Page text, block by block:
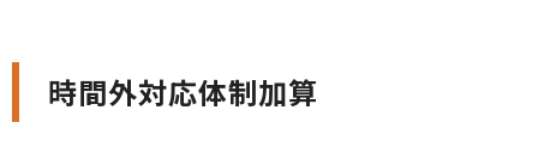
時間外対応体制加算